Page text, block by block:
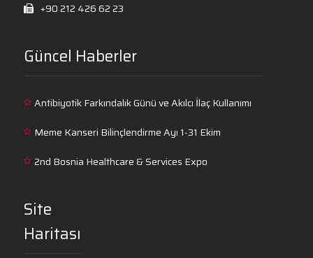
+90 212 426 62 23
Güncel Haberler
Antibiyotik Farkındalık Günü ve Akılcı İlaç Kullanımı
Meme Kanseri Bilinçlendirme Ayı 1-31 Ekim
2nd Bosnia Healthcare & Services Expo
Site
Haritası